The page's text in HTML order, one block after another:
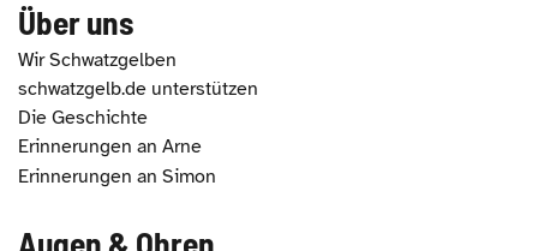
Über uns
Wir Schwatzgelben
schwatzgelb.de unterstützen
Die Geschichte
Erinnerungen an Arne
Erinnerungen an Simon
Augen & Ohren